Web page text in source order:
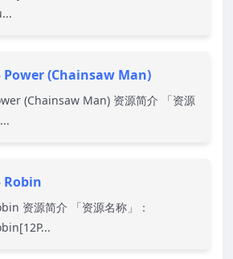
(Chainsaw Man)
(Chainsaw Man) 资源简介 「资源
资源简介 「资源名称」：